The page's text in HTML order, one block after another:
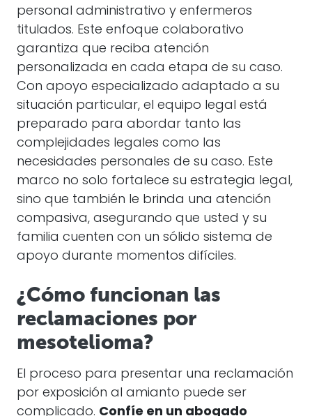
personal administrativo y enfermeros
titulados. Este enfoque colaborativo
garantiza que reciba atención
personalizada en cada etapa de su caso.
Con apoyo especializado adaptado a su
situación particular, el equipo legal está
preparado para abordar tanto las
complejidades legales como las
necesidades personales de su caso. Este
marco no solo fortalece su estrategia legal,
sino que también le brinda una atención
compasiva, asegurando que usted y su
familia cuenten con un sólido sistema de
apoyo durante momentos difíciles.
¿Cómo funcionan las
reclamaciones por
mesotelioma?
El proceso para presentar una reclamación
por exposición al amianto puede ser
complicado. Confíe en un abogado